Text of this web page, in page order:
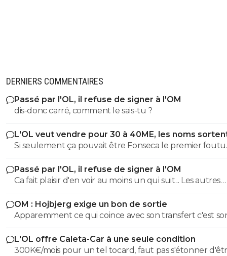
DERNIERS COMMENTAIRES
Passé par l'OL, il refuse de signer à l'OM
dis-donc carré, comment le sais-tu ?
L'OL veut vendre pour 30 à 40ME, les noms
Si seulement ça pouvait être Fonseca le premier foutu
dehors, l'OL et ce très bon effectif s'en porterait tout
mieux
Passé par l'OL, il refuse de signer à l'OM
Ca fait plaisir d'en voir au moins un qui suit... Les autres
doivent être des abrutis de supporters non ?
OM : Hojbjerg exige un bon de sortie
Apparemment ce qui coince avec son transfert c'est
salaire. S'il veut vraiment partir, il sait quoi faire.
L'OL offre Caleta-Car à une seule condition
300K€/mois pour un tel tocard, faut pas s'étonner